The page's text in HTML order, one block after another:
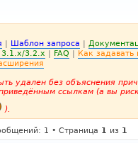
| Шаблон запроса |
3.1.x/3.2.x | FAQ | Как задавать
удален без объяснения
ссылкам (а вы
).
1 • Страница 1 из 1